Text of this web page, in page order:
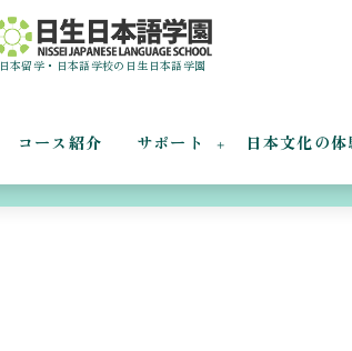
日本留学・日本語学校の日生日本語学園
コース紹介 サポート 日本文化の体